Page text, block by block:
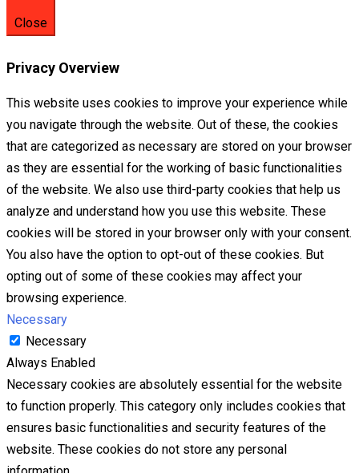
Close
Privacy Overview
This website uses cookies to improve your experience while
you navigate through the website. Out of these, the cookies
that are categorized as necessary are stored on your browser
as they are essential for the working of basic functionalities
of the website. We also use third-party cookies that help us
analyze and understand how you use this website. These
cookies will be stored in your browser only with your consent.
You also have the option to opt-out of these cookies. But
opting out of some of these cookies may affect your
browsing experience.
Necessary
Necessary
Always Enabled
Necessary cookies are absolutely essential for the website
to function properly. This category only includes cookies that
ensures basic functionalities and security features of the
website. These cookies do not store any personal